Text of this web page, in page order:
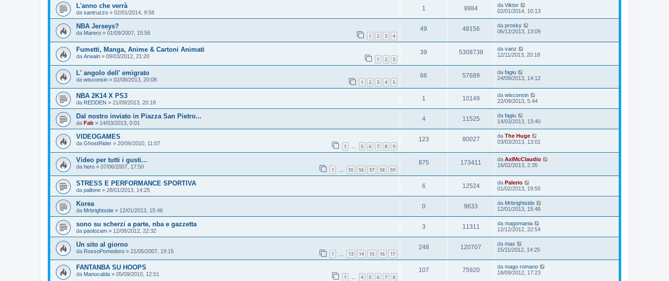
L'anno che verrà
da santruzzo » 02/01/2014, 9:58
1 9984 da Viktor
02/01/2014, 10:13
NBA Jerseys?
da Marero » 01/09/2007, 15:56 1 2 3 4
49 48156 da prosky
06/12/2013, 13:09
Fumetti, Manga, Anime & Cartoni Animati
da Arwain » 09/03/2012, 21:20 1 2 3
39 5308738 da vanz
12/11/2013, 20:18
L' angolo dell' emigrato
da wisconsin » 02/08/2013, 20:08 1 2 3 4 5
66 57689 da fagiu
24/09/2013, 14:12
NBA 2K14 X PS3
da REDDEN » 21/09/2013, 20:18
1 10149 da wisconsin
22/09/2013, 5:44
Dal nostro inviato in Piazza San Pietro...
da Fab » 14/03/2013, 0:01
4 11525 da fagiu
14/03/2013, 13:40
VIDEOGAMES
da GhostRider » 20/06/2010, 11:07 1 … 5 6 7 8 9
123 80027 da The Huge
03/03/2013, 13:01
Video per tutti i gusti...
da hero » 07/06/2007, 17:50 1 55 56 57 58 59
875 173411 da AxlMcClaudio
16/02/2013, 2:35
STRESS E PERFORMANCE SPORTIVA
da pallone » 28/01/2013, 14:25
6 12524 da Palerio
01/02/2013, 19:55
Korea
da Mrbrightside » 12/01/2013, 15:46
0 9633 da Mrbrightside
12/01/2013, 15:46
sono su scherzi a parte, nba e gazzetta
da paolozam » 12/08/2012, 22:32
3 11311 da magomania
12/12/2012, 22:54
Un sito al giorno
da RossoPomodoro » 21/05/2007, 19:15 1 13 14 15 16 17
248 120707 da max
15/11/2012, 14:25
FANTANBA SU HOOPS
da Manocalda » 05/09/2010, 12:51 1 … 4 5 6 7 8
107 75920 da mago romano
18/09/2012, 17:23